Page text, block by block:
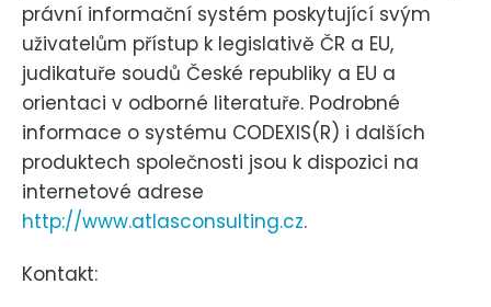
právní informační systém poskytující svým
uživatelům přístup k legislativě ČR a EU,
judikatuře soudů České republiky a EU a
orientaci v odborné literatuře. Podrobné
informace o systému CODEXIS(R) i dalších
produktech společnosti jsou k dispozici na
internetové adrese
http://www.atlasconsulting.cz.
Kontakt: